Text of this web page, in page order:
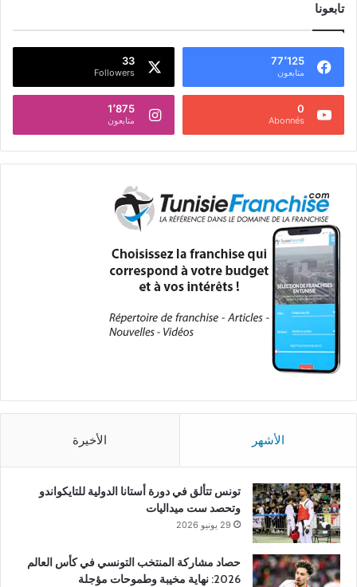
تابعونا
77٬125
متابعون
33
Followers
0
Abonnés
1٬875
متابعون
الأشهر الأخيرة
تونس تتألق في دورة أستانا الدولية للتايكواندو
وتحصد ست ميداليات
29 يونيو 2026
حصاد مشاركة المنتخب التونسي في كأس العالم
2026: نهاية مخيبة وطموحات مؤجلة